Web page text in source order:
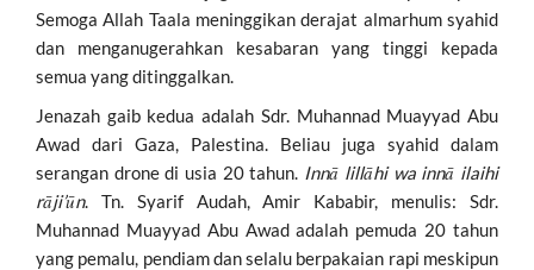
Semoga Allah Taala meninggikan derajat almarhum syahid
dan menganugerahkan kesabaran yang tinggi kepada
semua yang ditinggalkan.
Jenazah gaib kedua adalah Sdr. Muhannad Muayyad Abu
Awad dari Gaza, Palestina. Beliau juga syahid dalam
serangan drone di usia 20 tahun. Innā lillāhi wa innā ilaihi
rāji’ūn. Tn. Syarif Audah, Amir Kababir, menulis: Sdr.
Muhannad Muayyad Abu Awad adalah pemuda 20 tahun
yang pemalu, pendiam dan selalu berpakaian rapi meskipun